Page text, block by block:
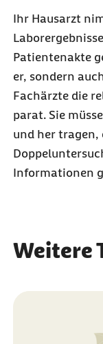
Ihr Hausarzt
Patientenakte
er, sondern
Fachärzte die
parat. Sie
und her tragen,
Informationen
Weitere